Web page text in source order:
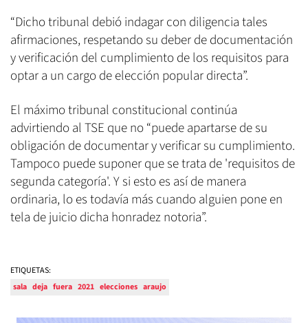
“Dicho tribunal debió indagar con diligencia tales
afirmaciones, respetando su deber de documentación
y verificación del cumplimiento de los requisitos para
optar a un cargo de elección popular directa”.
El máximo tribunal constitucional continúa
advirtiendo al TSE que no “puede apartarse de su
obligación de documentar y verificar su cumplimiento.
Tampoco puede suponer que se trata de 'requisitos de
segunda categoría'. Y si esto es así de manera
ordinaria, lo es todavía más cuando alguien pone en
tela de juicio dicha honradez notoria”.
ETIQUETAS:
sala deja fuera 2021 elecciones araujo